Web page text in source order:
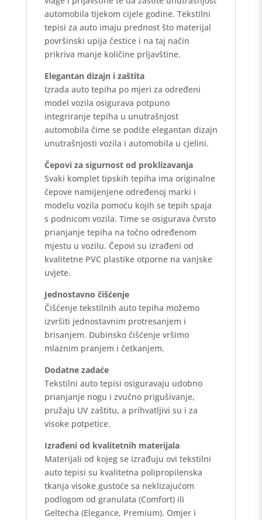
automobila tijekom cijele godine. Tekstilni
tepisi za auto imaju prednost što materijal
površinski upija čestice i na taj način
prikriva manje količine prljavštine.
Elegantan dizajn i zaštita
Izrada auto tepiha po mjeri za određeni
model vozila osigurava potpuno
integriranje tepiha u unutrašnjost
automobila čime se podiže elegantan dizajn
unutrašnjosti vozila i automobila u cjelini.
Čepovi za sigurnost od proklizavanja
Svaki komplet tipskih tepiha ima originalne
čepove namijenjene određenoj marki i
modelu vozila pomoću kojih se tepih spaja
s podnicom vozila. Time se osigurava čvrsto
prianjanje tepiha na točno određenom
mjestu u vozilu. Čepovi su izrađeni od
kvalitetne PVC plastike otporne na vanjske
uvjete.
Jednostavno čišćenje
Čišćenje tekstilnih auto tepiha možemo
izvršiti jednostavnim protresanjem i
brisanjem. Dubinsko čišćenje vršimo
mlaznim pranjem i četkanjem.
Dodatne zadaće
Tekstilni auto tepisi osiguravaju udobno
prianjanje nogu i zvučno prigušivanje,
pružaju UV zaštitu, a prihvatljivi su i za
visoke potpetice.
Izrađeni od kvalitetnih materijala
Materijali od kojeg se izrađuju ovi tekstilni
auto tepisi su kvalitetna polipropilenska
tkanja visoke gustoće sa neklizajućom
podlogom od granulata (Comfort) ili
Geltecha (Elegance, Premium). Omjer i